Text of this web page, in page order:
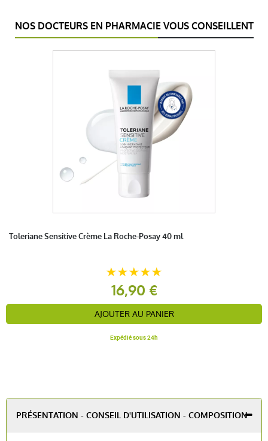
NOS DOCTEURS EN PHARMACIE VOUS CONSEILLENT
Toleriane Sensitive Crème La Roche-Posay 40 ml
16,90 €
AJOUTER AU PANIER
Expédié sous 24h
PRÉSENTATION - CONSEIL D'UTILISATION - COMPOSITION